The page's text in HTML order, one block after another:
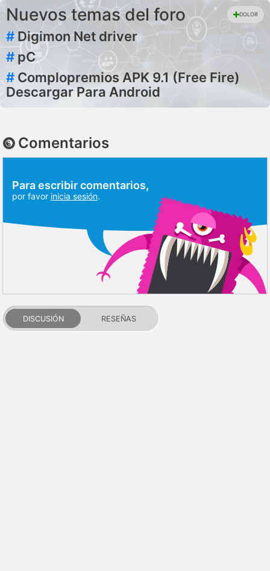
Nuevos temas del foro DOLOR
# Digimon Net driver
# pC
# Complopremios APK 9.1 (Free Fire)
Descargar Para Android
Comentarios
Para escribir comentarios,
por favor inicia sesión.
DISCUSIÓN RESEÑAS